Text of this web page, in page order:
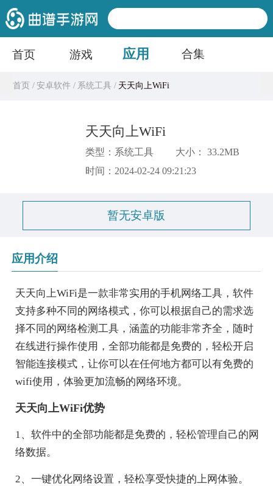
首页 游戏 应用 合集
首页 /安卓软件 / 系统工具 / 天天向上WiFi
天天向上WiFi
类型：系统工具
大小： 33.2MB
时间：2024-02-24 09:21:23
暂无安卓版
应用介绍
天天向上WiFi是一款非常实用的手机网络工具，软件
支持多种不同的网络模式，你可以根据自己的需求选
择不同的网络检测工具，涵盖的功能非常齐全，随时
在线进行操作使用，全部功能都是免费的，轻松开启
智能连接模式，让你可以在任何地方都可以有免费的
wifi使用，体验更加流畅的网络环境。
天天向上WiFi优势
1、软件中的全部功能都是免费的，轻松管理自己的网
络数据。
2、一键优化网络设置，轻松享受快捷的上网体验。